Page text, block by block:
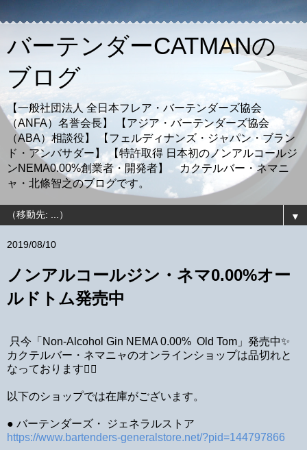
バーテンダーCATMANの
ブログ
【一般社団法人 全日本フレア・バーテンダーズ協会
（ANFA）名誉会長】 【アジア・バーテンダーズ協会
（ABA）相談役】 【フェルディナンズ・ジャパン・ブラン
ド・アンバサダー】 【特許取得 日本初のノンアルコールジ
ンNEMA0.00%創業者・開発者】 カクテルバー・ネマニ
ャ・北條智之のブログです。
▼
2019/08/10
ノンアルコールジン・ネマ0.00%オー
ルドトム発売中
只今「Non-Alcohol Gin NEMA 0.00% Old Tom」発売中✨
カクテルバー・ネマニャのオンラインショップは品切れと
なっております🙇‍♂️
以下のショップでは在庫がございます。
● バーテンダーズ・ ジェネラルストア
https://www.bartenders-generalstore.net/?pid=144797866